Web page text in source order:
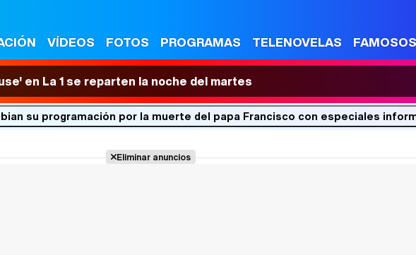
VÍDEOS FOTOS PROGRAMAS TELENOVELAS FAMOSOS
en La 1 se reparten la noche del martes
su programación por la muerte del papa Francisco con especiales
Eliminar anuncios